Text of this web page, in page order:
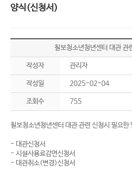
양식(신청서)
칠보청소년청년센터 대관 관
작성자 관리자
작성일 2025-02-04
조회수 755
칠보청소년청년센터 대관 관련 신청시 필요한
- 대관신청서
- 시설사용료감면신청서
- 대관취소(변경)신청서